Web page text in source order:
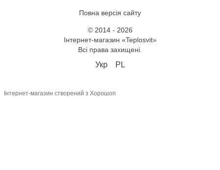
Повна версія сайту
© 2014 - 2026
Інтернет-магазин «Teplosvit»
Всі права захищені.
Укр PL
Інтернет-магазин створений з Хорошоп